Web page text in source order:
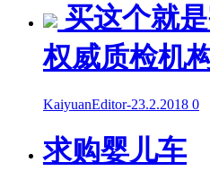
买这个就
权威质检机
KaiyuanEditor-23.2.2018 0
求购婴儿车